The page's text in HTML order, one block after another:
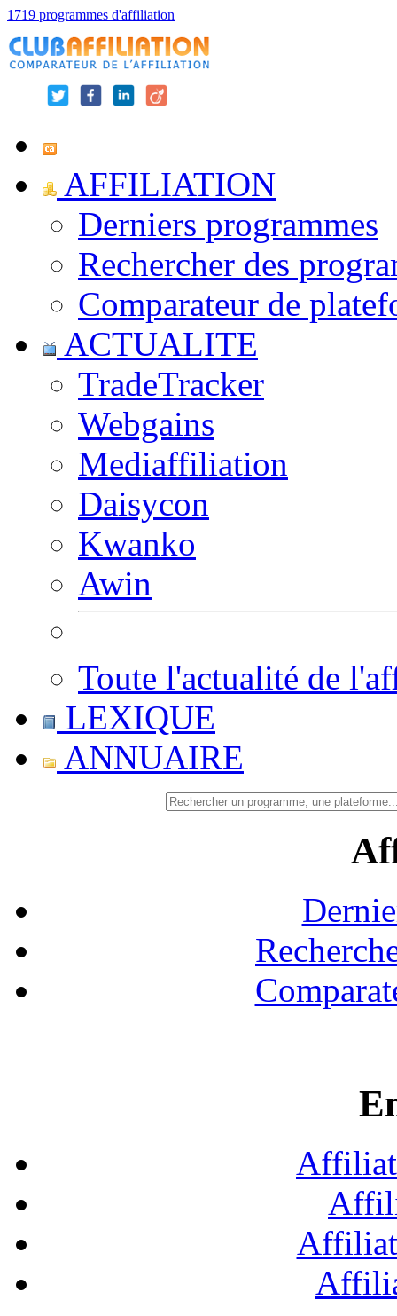
1719 programmes d'affiliation
AFFILIATION
Derniers programmes
Rechercher des
Comparateur de
ACTUALITE
TradeTracker
Webgains
Mediaffiliation
Daisycon
Kwanko
Awin
Toute l'actualité de
LEXIQUE
ANNUAIRE